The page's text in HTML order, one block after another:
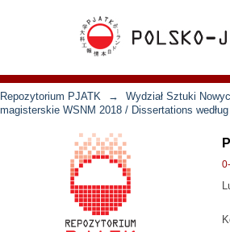
Repozytorium PJATK →
Wydział Sztuki
magisterskie WSNM 2018 / Dissertations